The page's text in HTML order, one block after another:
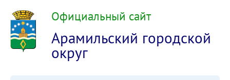
Официальный сайт
Арамильский городской
округ